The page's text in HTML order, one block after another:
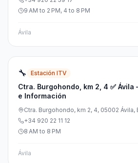
9 AM to 2 PM, 4 to 8 PM
Ávila
🔧 Estación ITV
Ctra. Burgohondo, km 2, 4 ✅
e Información
Ctra. Burgohondo, km 2, 4, 05002 Ávila,
+34 920 22 11 12
8 AM to 8 PM
Ávila